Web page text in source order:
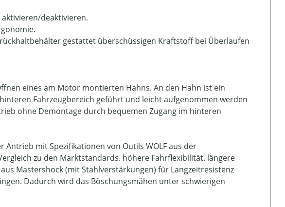
deaktivieren.
gestattet überschüssigen Kraftstoff bei Überlaufen
eines am Motor montierten Hahns. An den Hahn ist ein
Fahrzeugbereich geführt und leicht aufgenommen werden
ohne Demontage durch bequemen Zugang im hinteren
mit Spezifikationen von Outils WOLF aus der
zu den Marktstandards. höhere Fahrflexibilität. längere
Mastershock (mit Stahlverstärkungen) für Langzeitresistenz
Dadurch wird das Böschungsmähen unter schwierigen